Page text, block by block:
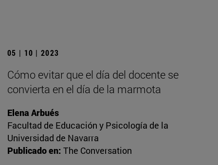
05 | 10 | 2023
Cómo evitar que el día del docente se
convierta en el día de la marmota
Elena Arbués
Facultad de Educación y Psicología de la
Universidad de Navarra
Publicado en: The Conversation